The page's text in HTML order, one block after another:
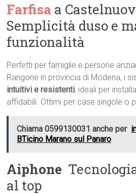
Farfisa a
Semplicità duso e
funzionalità
Perfetti per famiglie e persone
Rangone in provincia di Modena, i
intuitivi e resistenti, ideali per
affidabili. Ottimi per case singole o
Chiama 0599130031 anche per
BTicino Marano sul Panaro
Aiphone 
al top